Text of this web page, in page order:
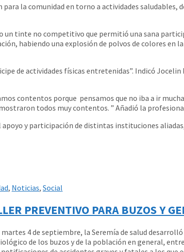
la comunidad en torno a actividades
un tinte no competitivo que permitió una sana
habiendo una explosión de polvos de colores en
de actividades físicas entretenidas”. Indicó
contentos porque pensamos que no iba a ir
todos muy contentos. ” Añadió la
y participación de distintas instituciones
, Noticias, Social
PREVENTIVO PARA BUZOS Y
4 de septiembre, la Seremía de salud
de los buzos y de la población en general,